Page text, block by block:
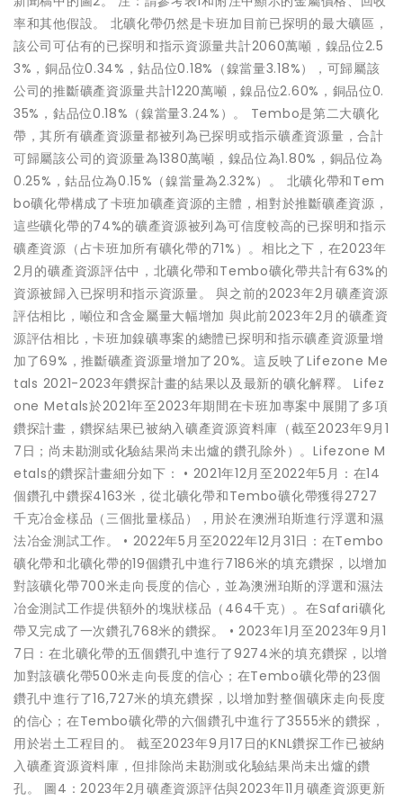
率和其他假設。 北礦化帶仍然是卡班加目前已探明的最大礦區，
該公司可佔有的已探明和指示資源量共計2060萬噸，鎳品位2.5
3%，銅品位0.34%，鈷品位0.18%（鎳當量3.18%），可歸屬該
公司的推斷礦產資源量共計1220萬噸，鎳品位2.60%，銅品位0.
35%，鈷品位0.18%（鎳當量3.24%）。 Tembo是第二大礦化
帶，其所有礦產資源量都被列為已探明或指示礦產資源量，合計
可歸屬該公司的資源量為1380萬噸，鎳品位為1.80%，銅品位為
0.25%，鈷品位為0.15%（鎳當量為2.32%）。 北礦化帶和Tem
bo礦化帶構成了卡班加礦產資源的主體，相對於推斷礦產資源，
這些礦化帶的74%的礦產資源被列為可信度較高的已探明和指示
礦產資源（占卡班加所有礦化帶的71%）。相比之下，在2023年
2月的礦產資源評估中，北礦化帶和Tembo礦化帶共計有63%的
資源被歸入已探明和指示資源量。 與之前的2023年2月礦產資源
評估相比，噸位和含金屬量大幅增加 與此前2023年2月的礦產資
源評估相比，卡班加鎳礦專案的總體已探明和指示礦產資源量增
加了69%，推斷礦產資源量增加了20%。這反映了Lifezone Me
tals 2021-2023年鑽探計畫的結果以及最新的礦化解釋。 Lifez
one Metals於2021年至2023年期間在卡班加專案中展開了多項
鑽探計畫，鑽探結果已被納入礦產資源資料庫（截至2023年9月1
7日；尚未勘測或化驗結果尚未出爐的鑽孔除外）。Lifezone M
etals的鑽探計畫細分如下： • 2021年12月至2022年5月：在14
個鑽孔中鑽探4163米，從北礦化帶和Tembo礦化帶獲得2727
千克冶金樣品（三個批量樣品），用於在澳洲珀斯進行浮選和濕
法冶金測試工作。 • 2022年5月至2022年12月31日：在Tembo
礦化帶和北礦化帶的19個鑽孔中進行7186米的填充鑽探，以增加
對該礦化帶700米走向長度的信心，並為澳洲珀斯的浮選和濕法
冶金測試工作提供額外的塊狀樣品（464千克）。在Safari礦化
帶又完成了一次鑽孔768米的鑽探。 • 2023年1月至2023年9月1
7日：在北礦化帶的五個鑽孔中進行了9274米的填充鑽探，以增
加對該礦化帶500米走向長度的信心；在Tembo礦化帶的23個
鑽孔中進行了16,727米的填充鑽探，以增加對整個礦床走向長度
的信心；在Tembo礦化帶的六個鑽孔中進行了3555米的鑽探，
用於岩土工程目的。 截至2023年9月17日的KNL鑽探工作已被納
入礦產資源資料庫，但排除尚未勘測或化驗結果尚未出爐的鑽
孔。 圖4：2023年2月礦產資源評估與2023年11月礦產資源更新